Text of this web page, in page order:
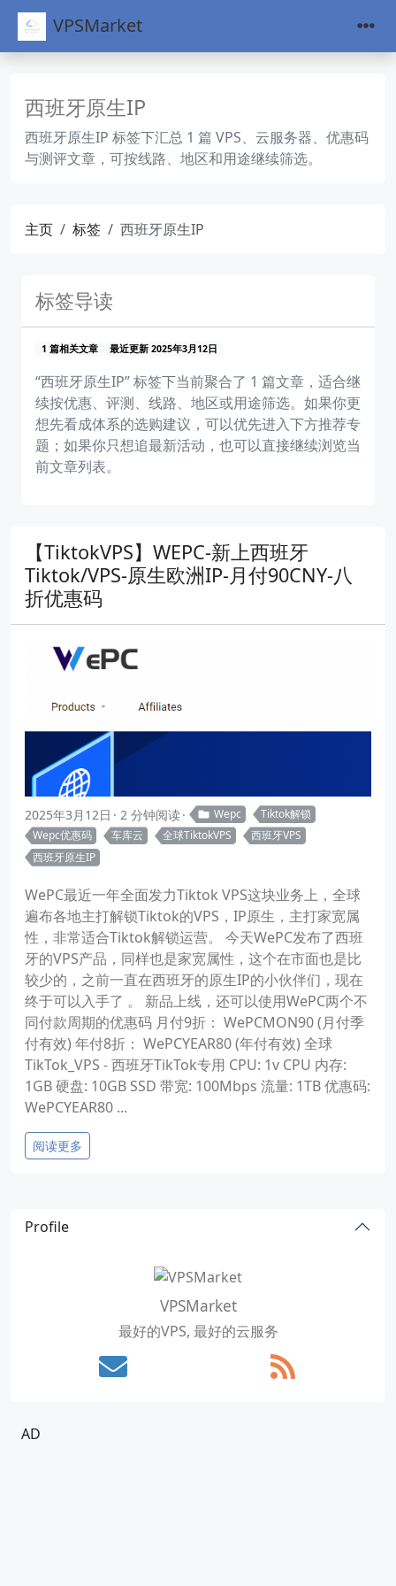
VPSMarket
西班牙原生IP
西班牙原生IP 标签下汇总 1 篇 VPS、云服务器、优惠码
与测评文章，可按线路、地区和用途继续筛选。
主页 标签 西班牙原生IP
标签导读
1 篇相关文章 最近更新 2025年3月12日
“西班牙原生IP” 标签下当前聚合了 1 篇文章，适合继
续按优惠、评测、线路、地区或用途筛选。如果你更
想先看成体系的选购建议，可以优先进入下方推荐专
题；如果你只想追最新活动，也可以直接继续浏览当
前文章列表。
【TiktokVPS】WEPC-新上西班牙
Tiktok/VPS-原生欧洲IP-月付90CNY-八
折优惠码
2025年3月12日 2 分钟阅读 Wepc
Tiktok解锁
Wepc优惠码
车库云 全球TiktokVPS
西班牙VPS
西班牙原生IP
WePC最近一年全面发力Tiktok VPS这块业务上，全球
遍布各地主打解锁Tiktok的VPS，IP原生，主打家宽属
性，非常适合Tiktok解锁运营。 今天WePC发布了西班
牙的VPS产品，同样也是家宽属性，这个在市面也是比
较少的，之前一直在西班牙的原生IP的小伙伴们，现在
终于可以入手了 。 新品上线，还可以使用WePC两个不
同付款周期的优惠码 月付9折： WePCMON90 (月付季
付有效) 年付8折： WePCYEAR80 (年付有效) 全球
TikTok_VPS - 西班牙TikTok专用 CPU: 1v CPU 内存:
1GB 硬盘: 10GB SSD 带宽: 100Mbps 流量: 1TB 优惠码:
WePCYEAR80 ...
阅读更多
Profile
VPSMarket
最好的VPS, 最好的云服务
AD